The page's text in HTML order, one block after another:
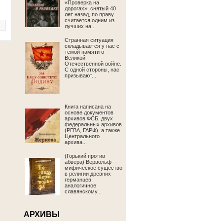
«Проверка на
дорогах», снятый 40
лет назад, по праву
считается одним из
лучших на...
Странная ситуация
складывается у нас с
темой памяти о
Великой
Отечественной войне.
С одной стороны, нас
призывают...
Книга написана на
основе документов
архивов ФСБ, двух
федеральных архивов
(РГВА, ГАРФ), а также
Центрального
архива...
(Горький против
абвера) Вервольф —
мифическое существо
в религии древних
германцев,
аналогичное
славянскому...
АРХИВЫ